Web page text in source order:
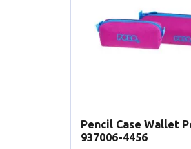
Pencil Case Wallet
937006-4456